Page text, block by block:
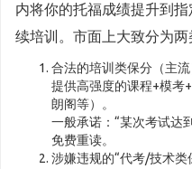
内将你的托福成绩提升到
续培训。市面上大致分为两
合法的培训类保分（主流
提供高强度的课程+模考
朗阁等）。
一般承诺：“某次考试达
免费重读。
涉嫌违规的“代考/技术类